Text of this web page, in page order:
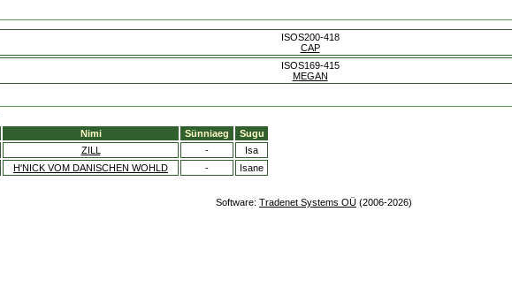
ISOS200-418
CAP
ISOS169-415
MEGAN
Nimi Sünniaeg
Sugu
ZILL -
Isa
H'NICK VOM DANISCHEN WOHLD - Isane
Software: Tradenet Systems OÜ (2006-2026)